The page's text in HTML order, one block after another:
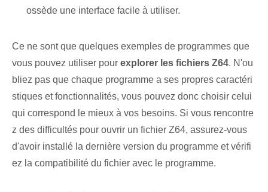
ossède une interface facile à utiliser.
Ce ne sont que quelques exemples de programmes que
vous pouvez utiliser pour explorer les fichiers Z64. N'ou
bliez pas que chaque programme a ses propres caractéri
stiques et fonctionnalités, vous pouvez donc choisir celui
qui correspond le mieux à vos besoins. Si vous rencontre
z des difficultés pour ouvrir un fichier Z64, assurez-vous
d'avoir installé la dernière version du programme et vérifi
ez la compatibilité du fichier avec le programme.